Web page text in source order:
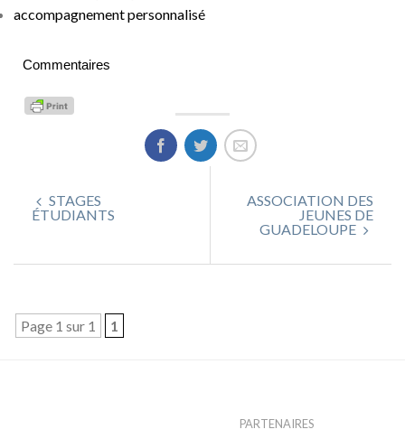
accompagnement personnalisé
Commentaires
STAGES
ÉTUDIANTS
ASSOCIATION DES
JEUNES DE
GUADELOUPE
Page 1 sur 1 1
PARTENAIRES